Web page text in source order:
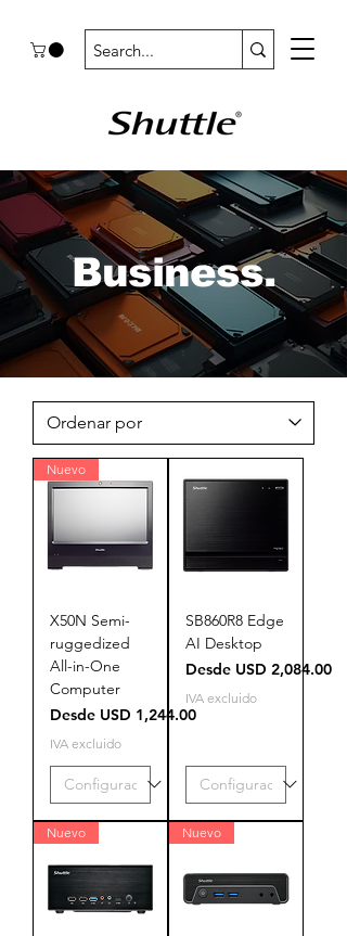
Business.
Nuevo
X50N Semi-
ruggedized
All-in-One
Computer
Desde USD 1,244.00
Precio de oferta
IVA excluido
SB860R8 Edge
AI Desktop
Desde USD 2,084.00
Precio de oferta
IVA excluido
Nuevo Nuevo